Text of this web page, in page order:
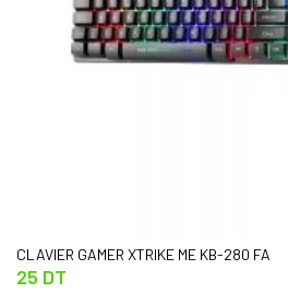
CLAVIER GAMER XTRIKE ME KB-280 FA
25 DT